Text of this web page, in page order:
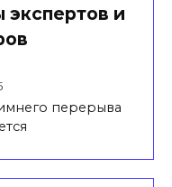
экспертов и
перерыва